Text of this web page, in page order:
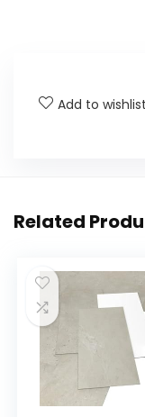
Add to wishlist
Related